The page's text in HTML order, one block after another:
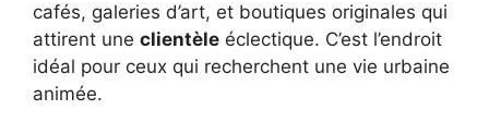
cafés, galeries d’art, et boutiques originales qui
attirent une clientèle éclectique. C’est l’endroit
idéal pour ceux qui recherchent une vie urbaine
animée.